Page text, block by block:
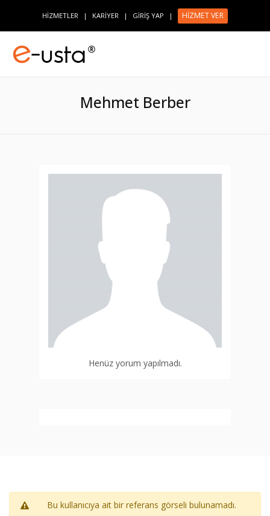
HİZMETLER | KARİYER | GİRİŞ YAP | HİZMET VER
Mehmet Berber
Henüz yorum yapılmadı.
Bu kullanıcıya ait bir referans görseli bulunamadı.